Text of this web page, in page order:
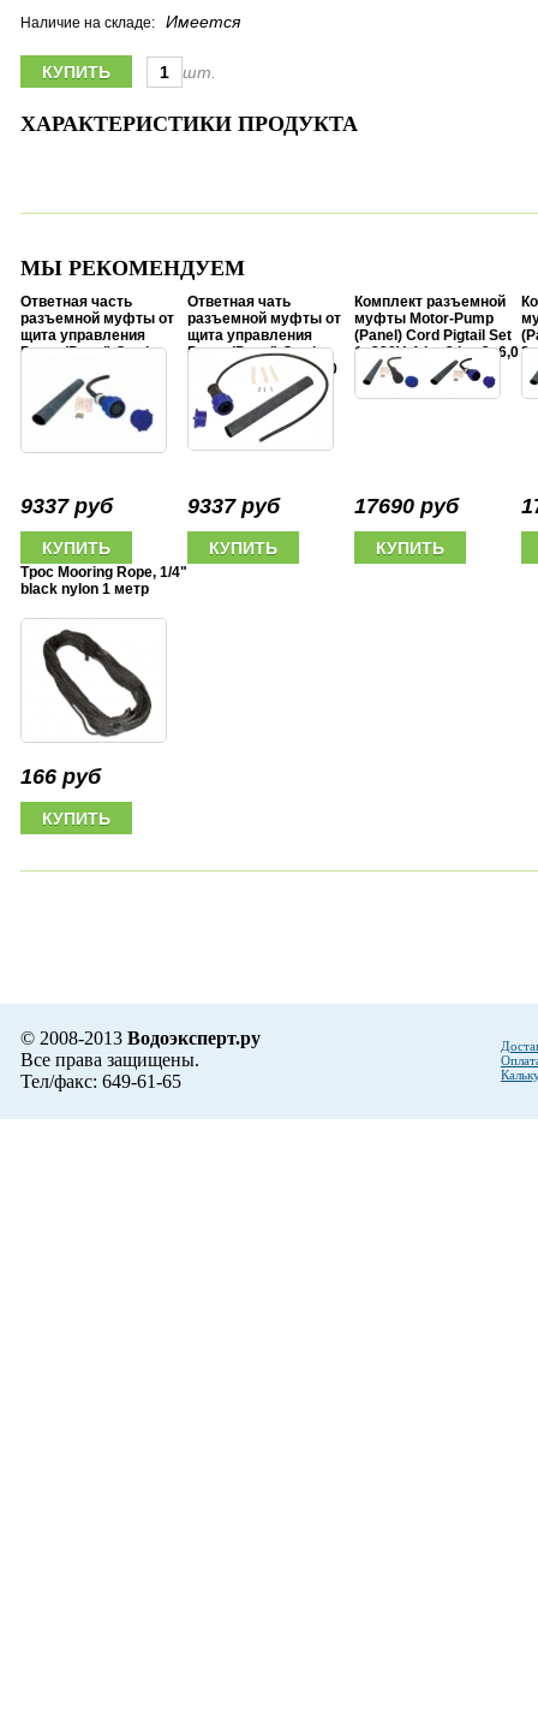
Наличие на складе: Имеется
шт.
ХАРАКТЕРИСТИКИ ПРОДУКТА
МЫ РЕКОМЕНДУЕМ
Ответная часть
разъемной муфты от
щита управления
Pump (Panel) Cord
hp, 3x6,0 mm2
9337 руб
Ответная чать
разъемной муфты от
щита управления
Pump (Panel) Cord
Pigtai 3x380V, 5 hp-20
hp, 4x6,0 mm2
9337 руб
Комплект разъемной
муфты Motor-Pump
(Panel) Cord Pigtail Set
1x220V, 1 hp-3 hp, 3x6,0
mm2
17690 руб
Трос Mooring Rope, 1/4"
black nylon 1 метр
166 руб
© 2008-2013 Водоэксперт.ру
Все права защищены.
Тел/факс: 649-61-65